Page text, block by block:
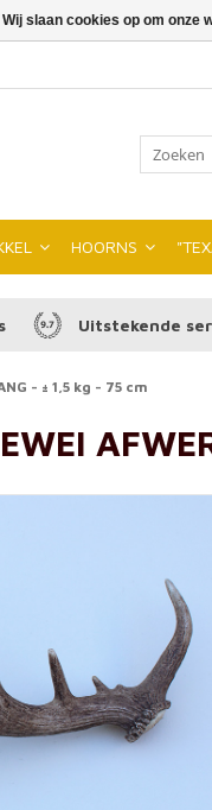
HOORNS
Uitstekende
- ± 1,5 kg - 75 cm
Wij slaan cookies op om onze